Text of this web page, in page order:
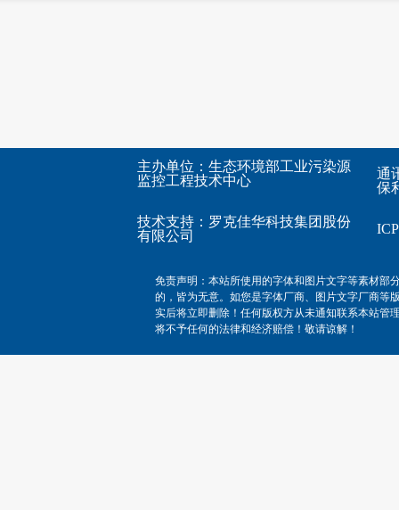
主办单位：生态环境部工业污染源
监控工程技术中心
技术支持： 罗克佳华科技集团股份
有限公司
通
保
免责声明：本站所使用的字体和图片文字等素材部
的，皆为无意。如您是字体厂商、图片文字厂商等
实后将立即删除！任何版权方从未通知联系本站管
将不予任何的法律和经济赔偿！敬请谅解！